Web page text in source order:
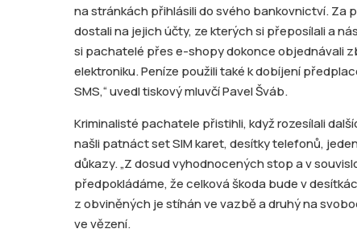
na stránkách přihlásili do svého bankovnictví. Za
dostali na jejich účty, ze kterých si přeposílali a
si pachatelé přes e-shopy dokonce objednávali
elektroniku. Peníze použili také k dobíjení
SMS,“ uvedl tiskový mluvčí Pavel Šváb.
Kriminalisté pachatele přistihli, když rozesílali
našli patnáct set SIM karet, desítky telefonů,
důkazy. „Z dosud vyhodnocených stop a v
předpokládáme, že celková škoda bude v
z obviněných je stíhán ve vazbě a druhý na
ve vězení.